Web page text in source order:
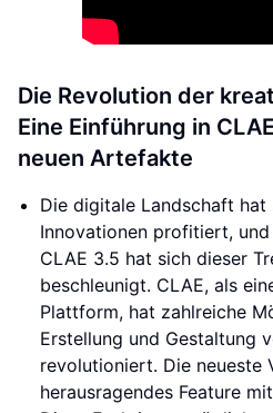
Die Revolution der
Eine Einführung in
neuen Artefakte
Die digitale Landschaft
Innovationen profitiert,
CLAE 3.5 hat sich dieser
beschleunigt. CLAE, als
Plattform, hat zahlreiche
Erstellung und Gestaltung
revolutioniert. Die neueste
herausragendes Feature